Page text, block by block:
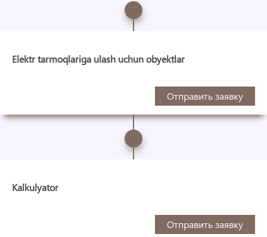
Elektr tarmoqlariga ulash uchun obyektlar
Отправить заявку
Kalkulyator
Отправить заявку